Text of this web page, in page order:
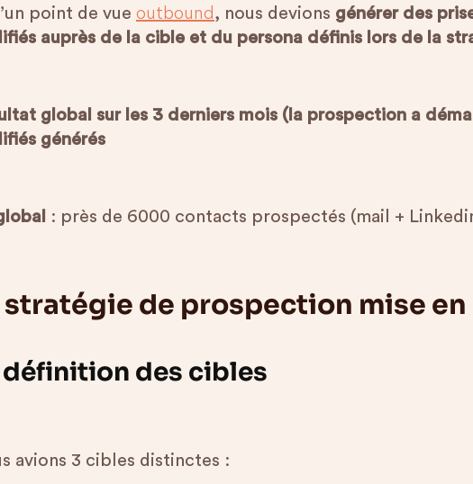
point de vue outbound, nous devions générer des
auprès de la cible et du persona définis lors de la
global sur les 3 derniers mois (la prospection a
générés
: près de 6000 contacts prospectés (mail +
stratégie de prospection mise en
définition des cibles
avions 3 cibles distinctes :